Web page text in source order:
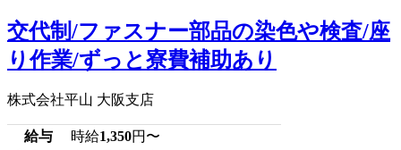
交代制/ファスナー部品の染色や検査/座
り作業/ずっと寮費補助あり
株式会社平山 大阪支店
給与 時給1,350円〜